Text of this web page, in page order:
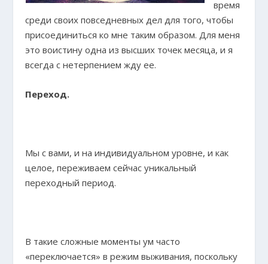
время
среди своих повседневных дел для того, чтобы
присоединиться ко мне таким образом. Для меня
это воистину одна из высших точек месяца, и я
всегда с нетерпением жду ее.
Переход.
Мы с вами, и на индивидуальном уровне, и как
целое, переживаем сейчас уникальный
переходный период.
В такие сложные моменты ум часто
«переключается» в режим выживания, поскольку